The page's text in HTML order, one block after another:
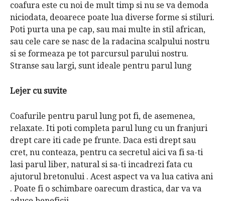
coafura este cu noi de mult timp si nu se va demoda
niciodata, deoarece poate lua diverse forme si stiluri.
Poti purta una pe cap, sau mai multe in stil african,
sau cele care se nasc de la radacina scalpului nostru
si se formeaza pe tot parcursul parului nostru.
Stranse sau largi, sunt ideale pentru parul lung
Lejer cu suvite
Coafurile pentru parul lung pot fi, de asemenea,
relaxate. Iti poti completa parul lung cu un franjuri
drept care iti cade pe frunte. Daca esti drept sau
cret, nu conteaza, pentru ca secretul aici va fi sa-ti
lasi parul liber, natural si sa-ti incadrezi fata cu
ajutorul bretonului . Acest aspect va va lua cativa ani
. Poate fi o schimbare oarecum drastica, dar va va